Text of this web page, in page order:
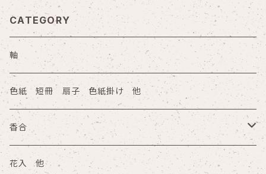
CATEGORY
軸
色紙 短冊 扇子 色紙掛け 他
香合
陶器
花入 他